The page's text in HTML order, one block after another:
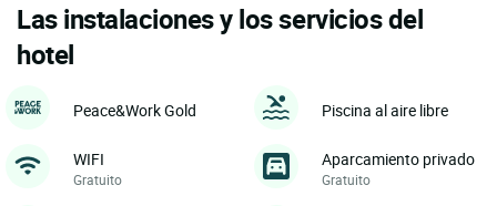
Las instalaciones y los servicios del
hotel
Peace&Work Gold Piscina al aire libre
WIFI
Gratuito
Aparcamiento privado
Gratuito